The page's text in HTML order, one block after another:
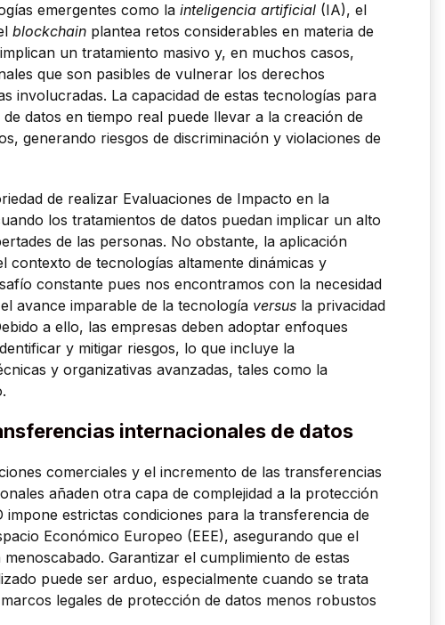
emergentes como la inteligencia artificial (IA), el
blockchain plantea retos considerables en materia de
un tratamiento masivo y, en muchos casos,
que son pasibles de vulnerar los derechos
involucradas. La capacidad de estas tecnologías para
datos en tiempo real puede llevar a la creación de
generando riesgos de discriminación y violaciones de
de realizar Evaluaciones de Impacto en la
los tratamientos de datos puedan implicar un alto
de las personas. No obstante, la aplicación
contexto de tecnologías altamente dinámicas y
constante pues nos encontramos con la necesidad
avance imparable de la tecnología versus la privacidad
a ello, las empresas deben adoptar enfoques
y mitigar riesgos, lo que incluye la
y organizativas avanzadas, tales como la
internacionales de datos
comerciales y el incremento de las transferencias
añaden otra capa de complejidad a la protección
impone estrictas condiciones para la transferencia de
Económico Europeo (EEE), asegurando que el
Garantizar el cumplimiento de estas
puede ser arduo, especialmente cuando se trata
legales de protección de datos menos robustos